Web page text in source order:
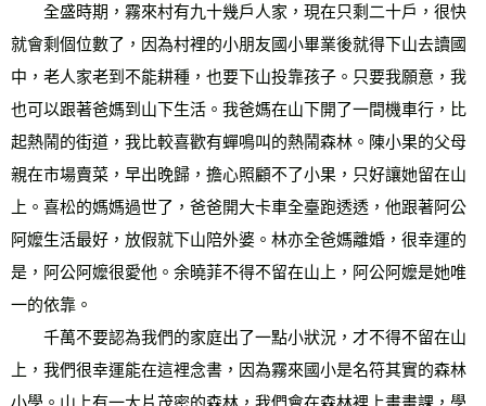
全盛時期，霧來村有九十幾戶人家，現在只剩二十戶，很快
就會剩個位數了，因為村裡的小朋友國小畢業後就得下山去讀國
中，老人家老到不能耕種，也要下山投靠孩子。只要我願意，我
也可以跟著爸媽到山下生活。我爸媽在山下開了一間機車行，比
起熱鬧的街道，我比較喜歡有蟬鳴叫的熱鬧森林。陳小果的父母
親在市場賣菜，早出晚歸，擔心照顧不了小果，只好讓她留在山
上。喜松的媽媽過世了，爸爸開大卡車全臺跑透透，他跟著阿公
阿嬤生活最好，放假就下山陪外婆。林亦全爸媽離婚，很幸運的
是，阿公阿嬤很愛他。余曉菲不得不留在山上，阿公阿嬤是她唯
一的依靠。
千萬不要認為我們的家庭出了一點小狀況，才不得不留在山
上，我們很幸運能在這裡念書，因為霧來國小是名符其實的森林